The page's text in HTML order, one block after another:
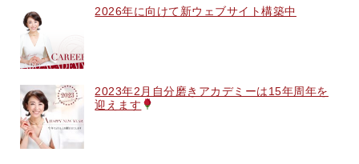
2026年に向けて新ウェブサイト構築中
2023年2月自分磨きアカデミーは15年周年を
迎えます